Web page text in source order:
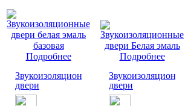
Подробнее
Звукоизоляционные
двери
Подробнее
Звукоизоляционные
двери